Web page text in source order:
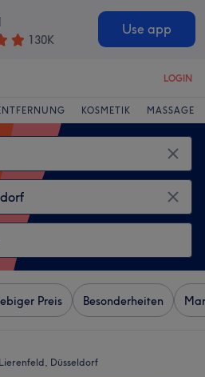
130K
Use app
LOGIN
KOSMETIK MASSAGE
Preis Besonderheiten
Düsseldorf